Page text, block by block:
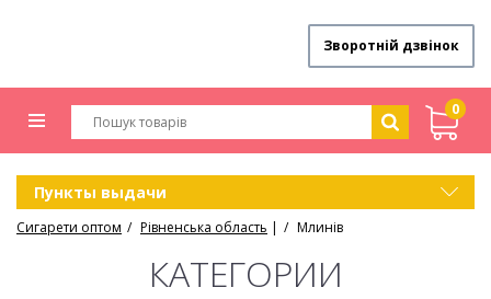
Зворотній дзвінок
0
Пункты выдачи
Сигарети оптом Рівненська область | Млинів
КАТЕГОРИИ